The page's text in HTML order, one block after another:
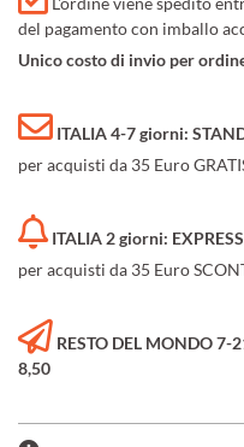
del pagamento con imballo
Unico costo di invio per
ITALIA 4-7 giorni:
per acquisti da 35 Euro
ITALIA 2 giorni:
per acquisti da 35 Euro
RESTO DEL MONDO
8,50